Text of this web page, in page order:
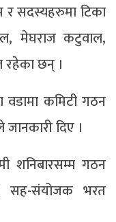
सदस्यहरुमा टिका
मेघराज कटुवाल,
रहेका छन् ।
वडामा कमिटी गठन
दिए ।
शनिबारसम्म गठन
सह-संयोजक भरत